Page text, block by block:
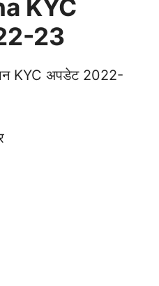
KYC
23
KYC अपडेट 2022-